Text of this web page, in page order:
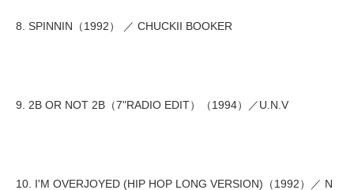
8. SPINNIN（1992） ／ CHUCKII BOOKER
9. 2B OR NOT 2B（7"RADIO EDIT）（1994）／U.N.V
10. I'M OVERJOYED (HIP HOP LONG VERSION)（1992）／ N